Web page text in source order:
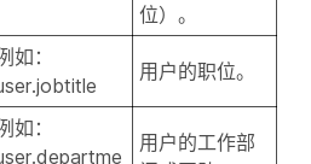
位）。
如：
用户的职位。
如：
用户的工作部